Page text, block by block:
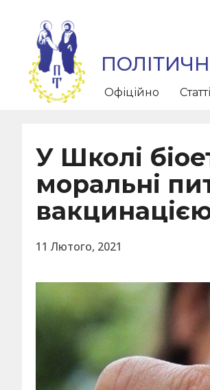
Офіційно Статті
У Школі
моральні
11 Лютого, 2021